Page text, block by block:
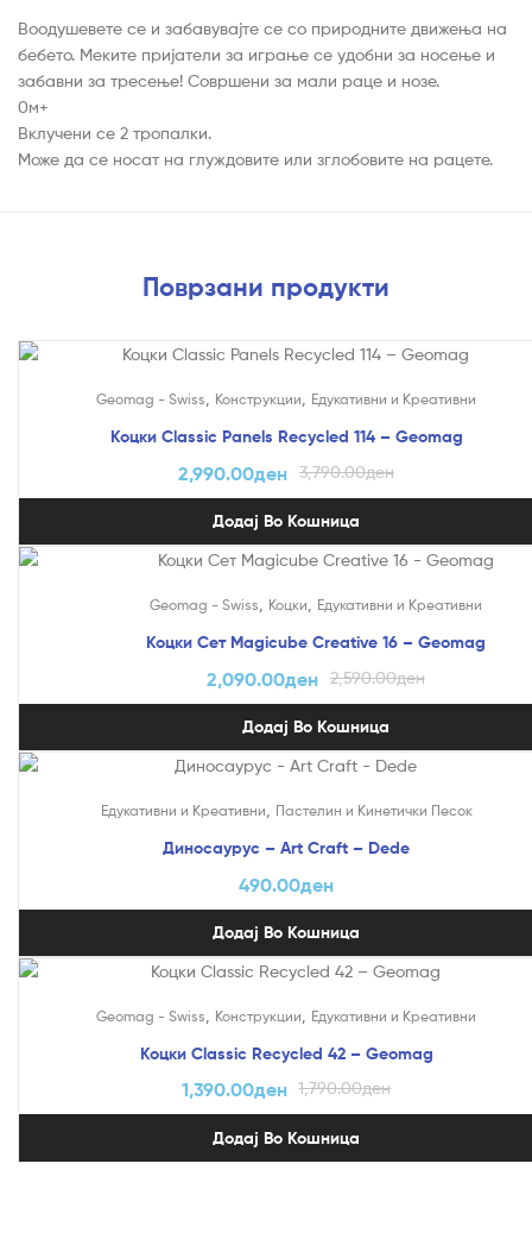
Воодушевете се и забавувајте се со природните движења на
бебето. Меките пријатели за играње се удобни за носење и
забавни за тресење! Совршени за мали раце и нозе.
0м+
Вклучени се 2 тропалки.
Може да се носат на глуждовите или зглобовите на рацете.
Поврзани продукти
Geomag - Swiss Конструкции Едукативни и Креативни
Коцки Classic Panels Recycled 114 – Geomag
3,790.00ден
2,990.00ден
Додај Во Кошница
Geomag - Swiss Коцки Едукативни и Креативни
Коцки Сет Magicube Creative 16 – Geomag
2,590.00ден
2,090.00ден
Додај Во Кошница
Едукативни и Креативни Пастелин и Кинетички Песок
Диносаурус – Art Craft – Dede
490.00ден
Додај Во Кошница
Geomag - Swiss Конструкции Едукативни и Креативни
Коцки Classic Recycled 42 – Geomag
1,790.00ден
1,390.00ден
Додај Во Кошница